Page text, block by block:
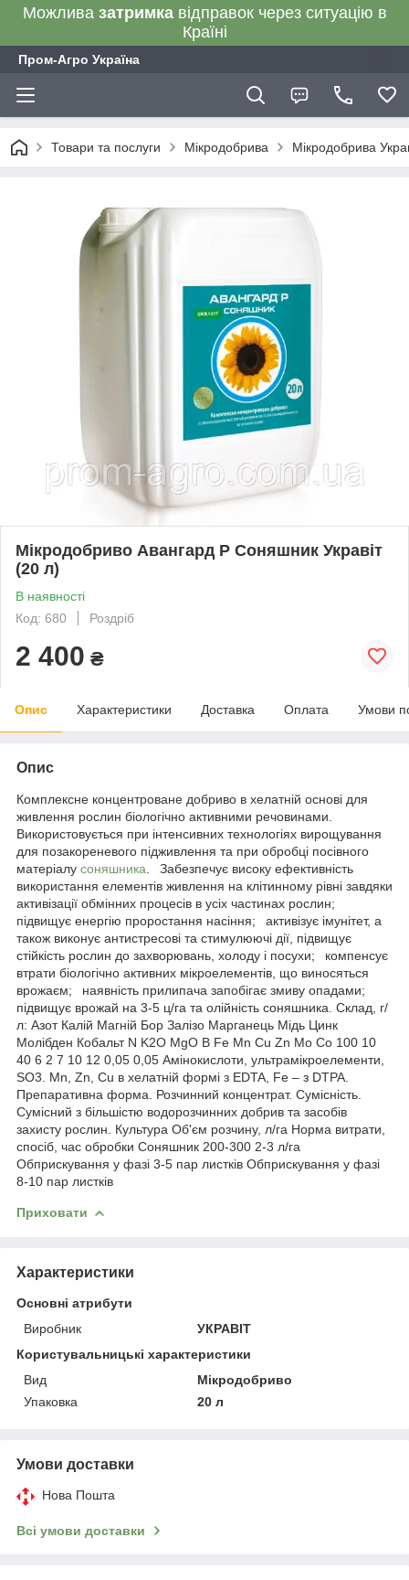
Можлива затримкавідправок через ситуацію в
Країні
Пром-Агро Україна
Товари та послуги Мікродобрива Мікродобрива
Мікродобриво Авангард Р Соняшник Укравіт
(20 л)
В наявності
Код: 680
Роздріб
2 400 ₴
Опис Характеристики Доставка Оплата Умови
Опис
Комплексне концентроване добриво в хелатній основі для
живлення рослин біологічно активними речовинами.
Використовується при інтенсивних технологіях вирощування
для позакореневого підживлення та при обробці посівного
матеріалу соняшника . Забезпечує високу ефективність
використання елементів живлення на клітинному рівні завдяки
активізації обмінних процесів в усіх частинах рослин;
підвищує енергію проростання насіння; активізує імунітет, а
також виконує антистресові та стимулюючі дії, підвищує
стійкість рослин до захворювань, холоду і посухи; компенсує
втрати біологічно активних мікроелементів, що виносяться
врожаєм; наявність прилипача запобігає змиву опадами;
підвищує врожай на 3-5 ц/га та олійність соняшника. Склад, г/
л: Азот Калій Магній Бор Залізо Марганець Мідь Цинк
Молібден Кобальт N K2O MgO B Fe Mn Cu Zn Mo Co 100 10
40 6 2 7 10 12 0,05 0,05 Амінокислоти, ультрамікроелементи,
SO3. Mn, Zn, Cu в хелатній формі з EDTA, Fe – з DTPA.
Препаративна форма. Розчинний концентрат. Сумісність.
Сумісний з бiльшiстю водорозчинних добрив та засобів
захисту рослин. Культура Об'єм розчину, л/га Норма витрати,
спосіб, час обробки Соняшник 200-300 2-3 л/га
Обприскування у фазі 3-5 пар листків Обприскування у фазі
8-10 пар листків
Приховати
Характеристики
Основні атрибути
Виробник
УКРАВІТ
Користувальницькі характеристики
Вид
Мікродобриво
Упаковка
20 л
Умови доставки
Нова Пошта
Всі умови доставки